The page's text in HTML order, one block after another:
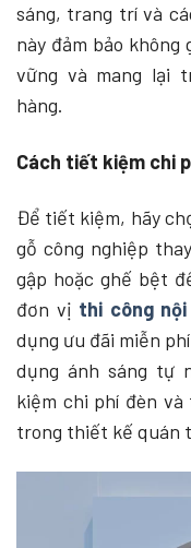
sáng, trang trí và
này đảm bảo
vững và mang lại
hàng.
Cách tiết kiệm chi
Để tiết kiệm, hãy
gỗ công nghiệp
gập hoặc ghế bệt
đơn vị thi công
dụng ưu đãi miễn
dụng ánh sáng tự
kiệm chi phí đèn
trong thiết kế quán